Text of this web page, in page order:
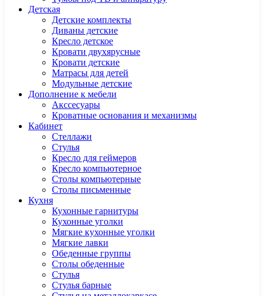
Детская
Детские комплекты
Диваны детские
Кресло детское
Кровати двухярусные
Кровати детские
Матрасы для детей
Модульные детские
Дополнение к мебели
Акссесуары
Кроватные основания и механизмы
Кабинет
Cтеллажи
Cтулья
Кресло для геймеров
Кресло компьютерное
Столы компьютерные
Столы письменные
Кухня
Кухонные гарнитуры
Кухонные уголки
Мягкие кухонные уголки
Мягкие лавки
Обеденные группы
Столы обеденные
Стулья
Стулья барные